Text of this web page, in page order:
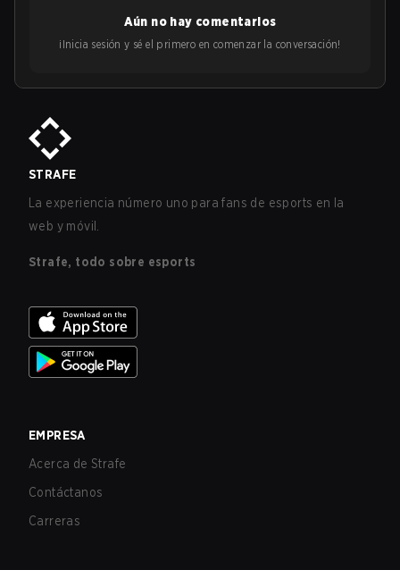
Aún no hay comentarios
¡Inicia sesión y sé el primero en comenzar la conversación!
STRAFE
La experiencia número uno para fans de esports en la
web y móvil.
Strafe, todo sobre esports
EMPRESA
Acerca de Strafe
Contáctanos
Carreras